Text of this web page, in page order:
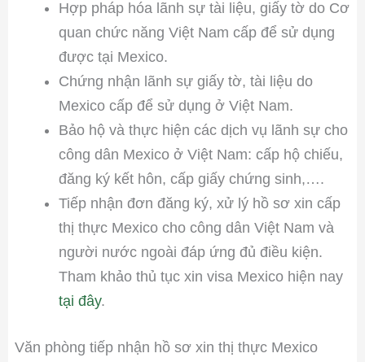
Hợp pháp hóa lãnh sự tài liệu, giấy tờ do Cơ
quan chức năng Việt Nam cấp để sử dụng
được tại Mexico.
Chứng nhận lãnh sự giấy tờ, tài liệu do
Mexico cấp để sử dụng ở Việt Nam.
Bảo hộ và thực hiện các dịch vụ lãnh sự cho
công dân Mexico ở Việt Nam: cấp hộ chiếu,
đăng ký kết hôn, cấp giấy chứng sinh,….
Tiếp nhận đơn đăng ký, xử lý hồ sơ xin cấp
thị thực Mexico cho công dân Việt Nam và
người nước ngoài đáp ứng đủ điều kiện.
Tham khảo thủ tục xin visa Mexico hiện nay
tại đây.
Văn phòng tiếp nhận hồ sơ xin thị thực Mexico